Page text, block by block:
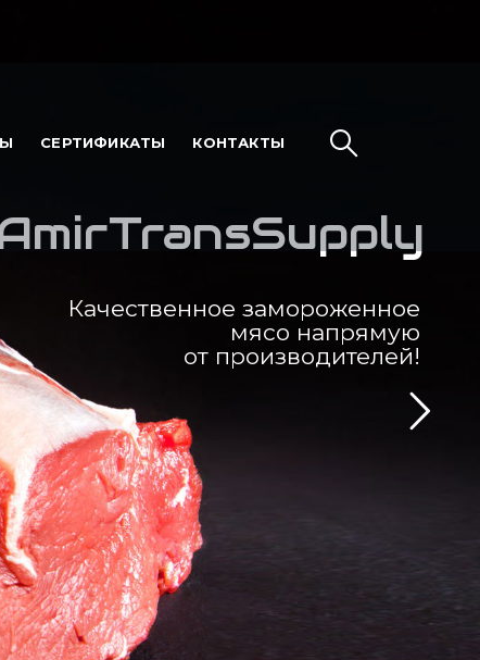
СЕРТИФИКАТЫ КОНТАКТЫ
Качественное замороженное
мясо напрямую
от производителей!